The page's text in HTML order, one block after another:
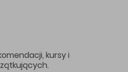
kursy i